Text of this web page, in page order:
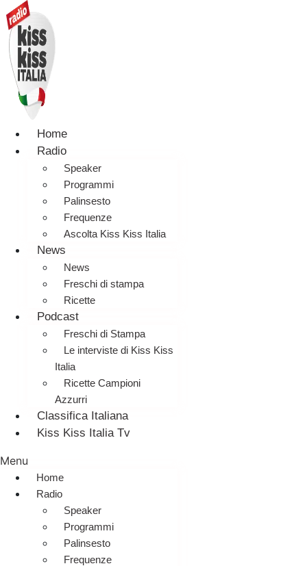
Home
Radio
Speaker
Programmi
Palinsesto
Frequenze
Ascolta Kiss Kiss Italia
News
News
Freschi di stampa
Ricette
Podcast
Freschi di Stampa
Le interviste di Kiss Kiss
Italia
Ricette Campioni
Azzurri
Classifica Italiana
Kiss Kiss Italia Tv
Menu
Home
Radio
Speaker
Programmi
Palinsesto
Frequenze